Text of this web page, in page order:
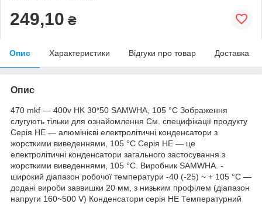
249,10 ₴
Опис Характеристики Відгуки про товар Доставка
Опис
470 mkf — 400v HK 30*50 SAMWHA, 105 °C Зображення
слугують тільки для ознайомлення См. специфікації продукту
Серія HE — алюмінієві електролітичні конденсатори з
жорсткими виведеннями, 105 °C Серія HE — це
електролітичні конденсатори загального застосування з
жорсткими виведеннями, 105 °C. Виробник SAMWHA. -
широкий діапазон робочої температури -40 (-25) ~ + 105 °C —
додані вироби заввишки 20 мм, з низьким профілем (діапазон
напруги 160~500 V) Конденсатори серія HE Температурний